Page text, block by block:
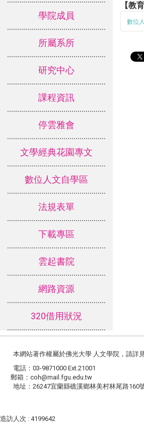
學院成員
所屬系所
研究中心
課程資訊
停雲雅會
文學經典花園專文
數位人文自學區
法規表單
下載專區
雲起書院
網路資源
320借用狀況
【教
數位
本網站著作權屬於佛光大學 人文學院，請詳
電話：03-9871000 Ext.21001
郵箱：coh@mail.fgu.edu.tw
地址：26247宜蘭縣礁溪鄉林美村林尾路160號
造訪人次 : 4199642